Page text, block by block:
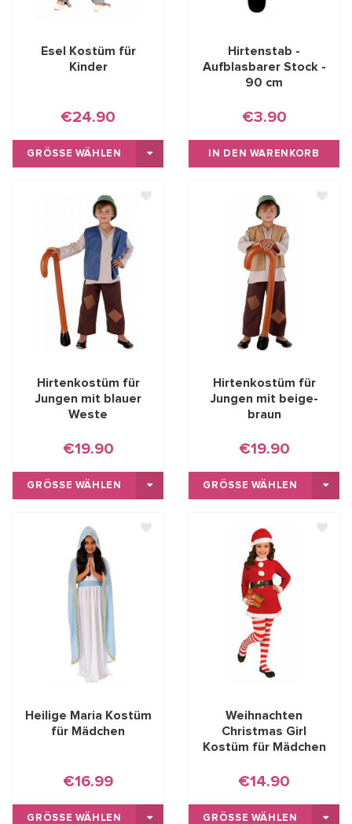
Esel Kostüm für
Kinder
€24.90
GRÖSSE WÄHLEN
Hirtenstab -
Aufblasbarer Stock -
90 cm
€3.90
IN DEN WARENKORB
Hirtenkostüm für
Jungen mit blauer
Weste
€19.90
GRÖSSE WÄHLEN
Hirtenkostüm für
Jungen mit beige-
braun
€19.90
GRÖSSE WÄHLEN
Heilige Maria Kostüm
für Mädchen
€16.99
GRÖSSE WÄHLEN
Weihnachten
Christmas Girl
Kostüm für Mädchen
€14.90
GRÖSSE WÄHLEN